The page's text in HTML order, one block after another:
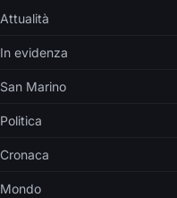
Attualità
In evidenza
San Marino
Politica
Cronaca
Mondo